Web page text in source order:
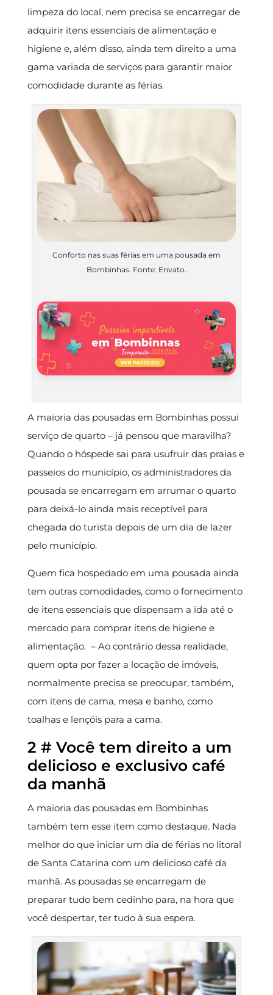
limpeza do local, nem precisa se encarregar de
adquirir itens essenciais de alimentação e
higiene e, além disso, ainda tem direito a uma
gama variada de serviços para garantir maior
comodidade durante as férias.
Conforto nas suas férias em uma pousada em
Bombinhas. Fonte: Envato.
A maioria das pousadas em Bombinhas possui
serviço de quarto – já pensou que maravilha?
Quando o hóspede sai para usufruir das praias e
passeios do município, os administradores da
pousada se encarregam em arrumar o quarto
para deixá-lo ainda mais receptível para
chegada do turista depois de um dia de lazer
pelo município.
Quem fica hospedado em uma pousada ainda
tem outras comodidades, como o fornecimento
de itens essenciais que dispensam a ida até o
mercado para comprar itens de higiene e
alimentação. – Ao contrário dessa realidade,
quem opta por fazer a locação de imóveis,
normalmente precisa se preocupar, também,
com itens de cama, mesa e banho, como
toalhas e lençóis para a cama.
2 # Você tem direito a um
delicioso e exclusivo café
da manhã
A maioria das pousadas em Bombinhas
também tem esse item como destaque. Nada
melhor do que iniciar um dia de férias no litoral
de Santa Catarina com um delicioso café da
manhã. As pousadas se encarregam de
preparar tudo bem cedinho para, na hora que
você despertar, ter tudo à sua espera.